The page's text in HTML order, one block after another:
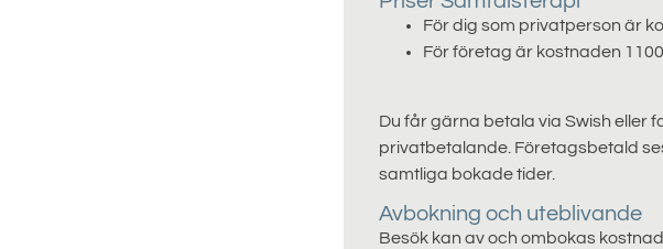
För dig som privatperson är
För företag är kostnaden
Du får gärna betala via Swish eller
privatbetalande. Företagsbetald
samtliga bokade tider.
Avbokning och uteblivande
Besök kan av och ombokas